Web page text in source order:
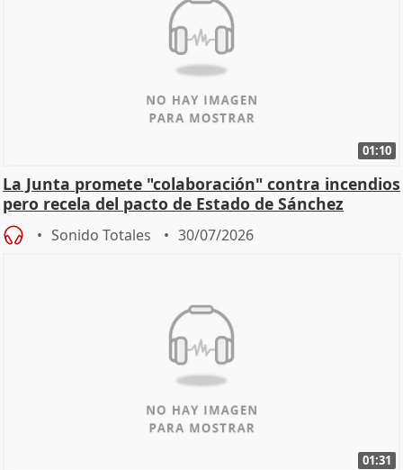
01:10
La Junta promete "colaboración" contra incendios
pero recela del pacto de Estado de Sánchez
Sonido Totales 30/07/2026
01:31